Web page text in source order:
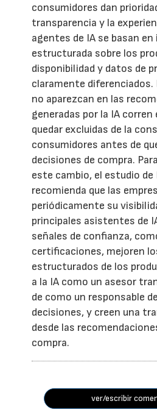
consumidores dan
transparencia y la
agentes de IA se basan
estructurada sobre los
disponibilidad y datos de
claramente diferenciados.
no aparezcan en las
generadas por la IA corren
quedar excluidas de la
consumidores antes de
decisiones de compra.
este cambio, el estudio
recomienda que las
periódicamente su
principales asistentes de
señales de confianza,
certificaciones, mejoren
estructurados de los
a la IA como un asesor
de como un responsable
decisiones, y creen una
desde las
compra.
ver/escribir